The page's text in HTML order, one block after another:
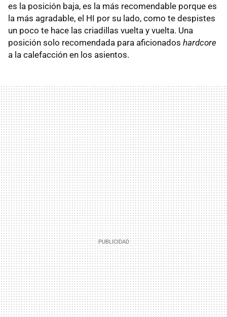
es la posición baja, es la más recomendable porque es
la más agradable, el HI por su lado, como te despistes
un poco te hace las criadillas vuelta y vuelta. Una
posición solo recomendada para aficionados hardcore
a la calefacción en los asientos.